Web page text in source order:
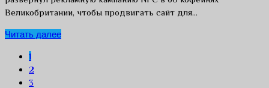
Великобритании, чтобы продвигать сайт для…
Читать далее
1
2
3